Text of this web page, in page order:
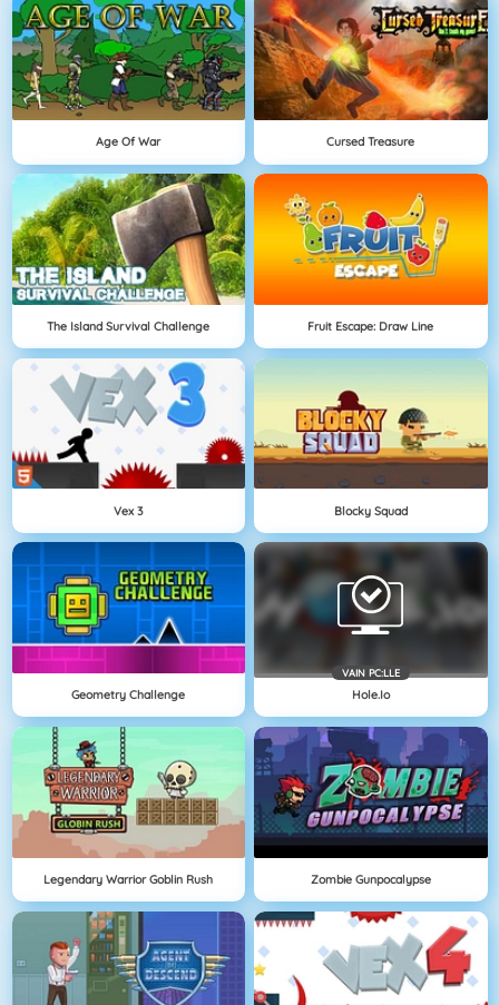
Age Of War Cursed Treasure
The Island Survival Challenge Fruit Escape: Draw Line
Vex 3 Blocky Squad
Geometry Challenge
VAIN PC:LLE
Hole.io
Legendary Warrior Goblin Rush Zombie Gunpocalypse